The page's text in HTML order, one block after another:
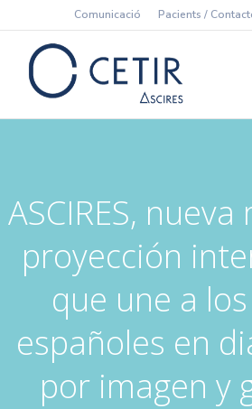
Comunicació Pacients /
ASCIRES,
proyección
que une a
españoles en
por imagen y